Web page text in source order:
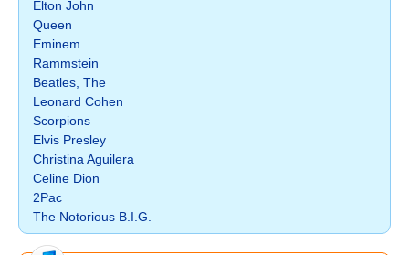
Elton John
Queen
Eminem
Rammstein
Beatles, The
Leonard Cohen
Scorpions
Elvis Presley
Christina Aguilera
Celine Dion
2Pac
The Notorious B.I.G.